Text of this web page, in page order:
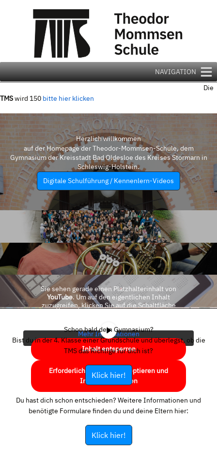
NAVIGATION
Die
TMSwird 150 bitte hier klicken
Herzlich willkommen
auf der Homepage der Theodor-Mommsen-Schule, dem
Gymnasium der Kreisstadt Bad Oldesloe des Kreises Stormarn in
Schleswig-Holstein.
Digitale Schulführung / Kennenlern-Videos
Sie sehen gerade einen Platzhalterinhalt von
YouTube. Um auf den eigentlichen Inhalt
zuzugreifen, klicken Sie auf die Schaltfläche
Mehr Informationen
Inhalt entsperren
Erforderlichen Service akzeptieren und
Inhalte entsperren
Schon bald dein Gymnasium?
Bist du in der 4. Klasse einer Grundschule und überlegst, ob die
TMS das Richtige für dich ist?
Klick hier!
Du hast dich schon entschieden? Weitere Informationen und
benötigte Formulare finden du und deine Eltern hier:
Klick hier!